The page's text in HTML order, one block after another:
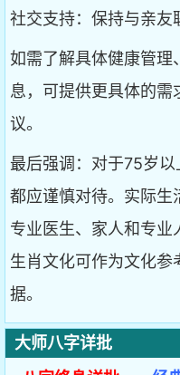
社交支持：保持与亲友
如需了解具体健康管理
息，可提供更具体的需
议。
最后强调：对于75岁
都应谨慎对待。实际生
专业医生、家人和专
生肖文化可作为文化参
据。
大师八字详批